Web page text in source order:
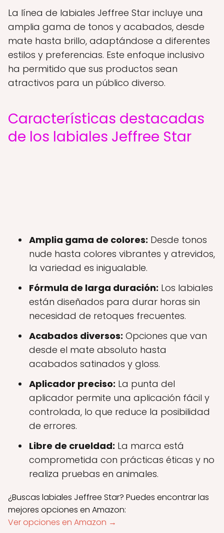
La línea de labiales Jeffree Star incluye una
amplia gama de tonos y acabados, desde
mate hasta brillo, adaptándose a diferentes
estilos y preferencias. Este enfoque inclusivo
ha permitido que sus productos sean
atractivos para un público diverso.
Características destacadas
de los labiales Jeffree Star
Amplia gama de colores: Desde tonos
nude hasta colores vibrantes y atrevidos,
la variedad es inigualable.
Fórmula de larga duración: Los labiales
están diseñados para durar horas sin
necesidad de retoques frecuentes.
Acabados diversos: Opciones que van
desde el mate absoluto hasta
acabados satinados y gloss.
Aplicador preciso: La punta del
aplicador permite una aplicación fácil y
controlada, lo que reduce la posibilidad
de errores.
Libre de crueldad: La marca está
comprometida con prácticas éticas y no
realiza pruebas en animales.
¿Buscas labiales Jeffree Star? Puedes encontrar las
mejores opciones en Amazon:
Ver opciones en Amazon →